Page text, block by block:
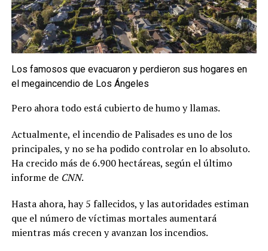
Los famosos que evacuaron y perdieron sus hogares en
el megaincendio de Los Ángeles
Pero ahora todo está cubierto de humo y llamas.
Actualmente, el incendio de Palisades es uno de los
principales, y no se ha podido controlar en lo absoluto.
Ha crecido más de 6.900 hectáreas, según el último
informe de CNN.
Hasta ahora, hay 5 fallecidos, y las autoridades estiman
que el número de víctimas mortales aumentará
mientras más crecen y avanzan los incendios.